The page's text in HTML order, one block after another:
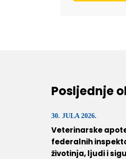
Posljednje
30. JULA 2026.
Veterinarske
federalnih
životinja, ljudi i